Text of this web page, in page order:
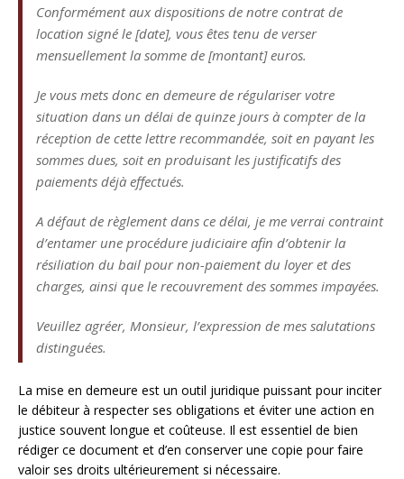
Conformément aux dispositions de notre contrat de
location signé le [date], vous êtes tenu de verser
mensuellement la somme de [montant] euros.
Je vous mets donc en demeure de régulariser votre
situation dans un délai de quinze jours à compter de la
réception de cette lettre recommandée, soit en payant les
sommes dues, soit en produisant les justificatifs des
paiements déjà effectués.
A défaut de règlement dans ce délai, je me verrai contraint
d’entamer une procédure judiciaire afin d’obtenir la
résiliation du bail pour non-paiement du loyer et des
charges, ainsi que le recouvrement des sommes impayées.
Veuillez agréer, Monsieur, l’expression de mes salutations
distinguées.
La mise en demeure est un outil juridique puissant pour inciter
le débiteur à respecter ses obligations et éviter une action en
justice souvent longue et coûteuse. Il est essentiel de bien
rédiger ce document et d’en conserver une copie pour faire
valoir ses droits ultérieurement si nécessaire.